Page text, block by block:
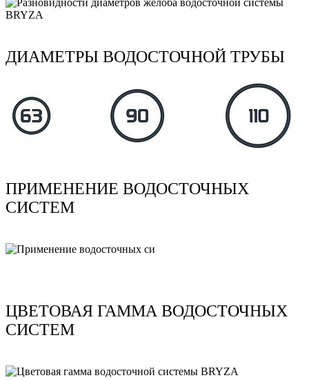
ДИАМЕТРЫ ВОДОСТОЧНОЙ ТРУБЫ
ПРИМЕНЕНИЕ ВОДОСТОЧНЫХ
СИСТЕМ
ЦВЕТОВАЯ ГАММА ВОДОСТОЧНЫХ
СИСТЕМ